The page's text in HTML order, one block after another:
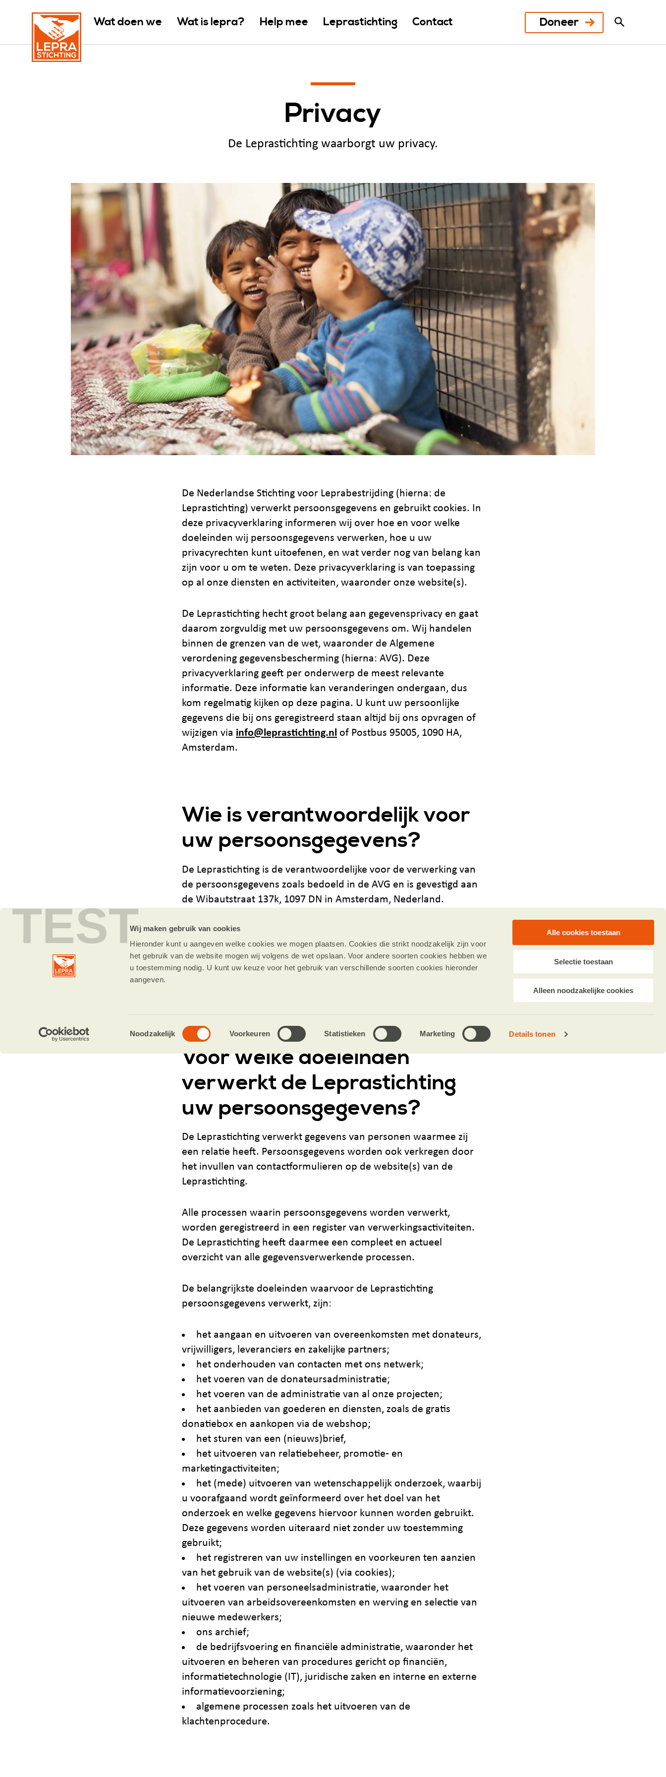
TESTWij maken gebruik van cookies
Hieronder kunt u aangeven welke cookies we mogen plaatsen. Cookies die strikt noodzakelijk zijn voor
het gebruik van de website mogen wij volgens de wet opslaan. Voor andere soorten cookies hebben we
u toestemming nodig. U kunt uw keuze voor het gebruik van verschillende soorten cookies hieronder
aangeven.
Toestemmingsselectie
Noodzakelijk Voorkeuren Statistieken Marketing Details tonen
Alle cookies toestaan
Selectie toestaan
Alleen noodzakelijke cookies
Wat doen we Wat is lepra? Help mee Leprastichting Contact Doneer
Privacy
De Leprastichting waarborgt uw privacy.
De Nederlandse Stichting voor Leprabestrijding (hierna: de
Leprastichting) verwerkt persoonsgegevens en gebruikt cookies. In
deze privacyverklaring informeren wij over hoe en voor welke
doeleinden wij persoonsgegevens verwerken, hoe u uw
privacyrechten kunt uitoefenen, en wat verder nog van belang kan
zijn voor u om te weten. Deze privacyverklaring is van toepassing
op al onze diensten en activiteiten, waaronder onze website(s).
De Leprastichting hecht groot belang aan gegevensprivacy en gaat
daarom zorgvuldig met uw persoonsgegevens om. Wij handelen
binnen de grenzen van de wet, waaronder de Algemene
verordening gegevensbescherming (hierna: AVG). Deze
privacyverklaring geeft per onderwerp de meest relevante
informatie. Deze informatie kan veranderingen ondergaan, dus
kom regelmatig kijken op deze pagina. U kunt uw persoonlijke
gegevens die bij ons geregistreerd staan altijd bij ons opvragen of
wijzigen via info@leprastichting.nl of Postbus 95005, 1090 HA,
Amsterdam.
Wie is verantwoordelijk voor
uw persoonsgegevens?
De Leprastichting is de verantwoordelijke voor de verwerking van
de persoonsgegevens zoals bedoeld in de AVG en is gevestigd aan
de Wibautstraat 137k, 1097 DN in Amsterdam, Nederland.
Gegevensprivacy is van essentieel belang voor de Leprastichting en
wij willen open en transparant zijn over de verwerking en
beveiliging van de persoonlijke gegevens van onze relaties.
Daarom lichten wij dit hieronder toe. Voorop staat dat wij ons in
Voor welke doeleinden
verwerkt de Leprastichting
uw persoonsgegevens?
De Leprastichting verwerkt gegevens van personen waarmee zij
een relatie heeft. Persoonsgegevens worden ook verkregen door
het invullen van contactformulieren op de website(s) van de
Leprastichting.
Alle processen waarin persoonsgegevens worden verwerkt,
worden geregistreerd in een register van verwerkingsactiviteiten.
De Leprastichting heeft daarmee een compleet en actueel
overzicht van alle gegevensverwerkende processen.
De belangrijkste doeleinden waarvoor de Leprastichting
persoonsgegevens verwerkt, zijn:
het aangaan en uitvoeren van overeenkomsten met donateurs,
vrijwilligers, leveranciers en zakelijke partners;
het onderhouden van contacten met ons netwerk;
het voeren van de donateursadministratie;
het voeren van de administratie van al onze projecten;
het aanbieden van goederen en diensten, zoals de gratis
donatiebox en aankopen via de webshop;
het sturen van een (nieuws)brief,
het uitvoeren van relatiebeheer, promotie- en
marketingactiviteiten;
het (mede) uitvoeren van wetenschappelijk onderzoek, waarbij
u voorafgaand wordt geïnformeerd over het doel van het
onderzoek en welke gegevens hiervoor kunnen worden gebruikt.
Deze gegevens worden uiteraard niet zonder uw toestemming
gebruikt;
het registreren van uw instellingen en voorkeuren ten aanzien
van het gebruik van de website(s) (via cookies);
het voeren van personeelsadministratie, waaronder het
uitvoeren van arbeidsovereenkomsten en werving en selectie van
nieuwe medewerkers;
ons archief;
de bedrijfsvoering en financiële administratie, waaronder het
uitvoeren en beheren van procedures gericht op financiën,
informatietechnologie (IT), juridische zaken en interne en externe
informatievoorziening;
algemene processen zoals het uitvoeren van de
klachtenprocedure.